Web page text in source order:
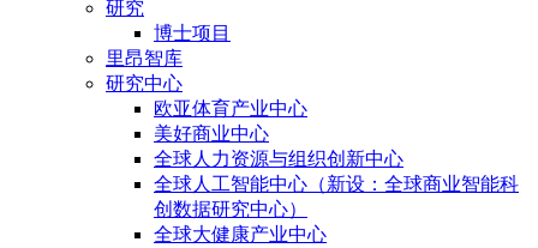
研究
博士项目
里昂智库
研究中心
欧亚体育产业中心
美好商业中心
全球人力资源与组织创新中心
全球人工智能中心（新设：全球商业智能科
创数据研究中心）
全球大健康产业中心